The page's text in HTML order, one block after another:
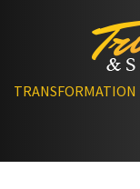
TRANSFORMATION